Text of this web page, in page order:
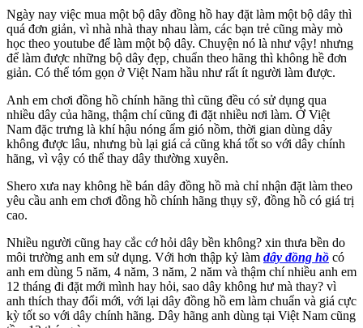
Ngày nay việc mua một bộ dây đồng hồ hay đặt làm một bộ dây thì
quá đơn giản, vì nhà nhà thay nhau làm, các bạn trẻ cũng mày mò
học theo youtube để làm một bộ dây. Chuyện nó là như vậy! nhưng
để làm được những bộ dây đẹp, chuẩn theo hãng thì không hề đơn
giản. Có thể tóm gọn ở Việt Nam hầu như rất ít người làm được.
Anh em chơi đồng hồ chính hãng thì cũng đều có sử dụng qua
nhiều dây của hãng, thậm chí cũng đi đặt nhiều nơi làm. Ở Việt
Nam đặc trưng là khí hậu nóng ẩm gió nồm, thời gian dùng dây
không được lâu, nhưng bù lại giá cả cũng khá tốt so với dây chính
hãng, vì vậy có thể thay dây thường xuyên.
Shero xưa nay không hề bán dây đồng hồ mà chỉ nhận đặt làm theo
yêu cầu anh em chơi đồng hồ chính hãng thụy sỹ, đồng hồ có giá trị
cao.
Nhiều người cũng hay cắc cớ hỏi dây bền không? xin thưa bền do
môi trường anh em sử dụng. Với hơn thập kỷ làm dây đồng hồ có
anh em dùng 5 năm, 4 năm, 3 năm, 2 năm và thậm chí nhiều anh em
12 tháng đi đặt mới mình hay hỏi, sao dây không hư mà thay? vì
anh thích thay đổi mới, với lại dây đồng hồ em làm chuẩn và giá cực
kỳ tốt so với dây chính hãng. Dây hãng anh dùng tại Việt Nam cũng